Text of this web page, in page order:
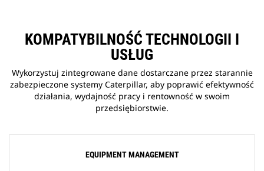
KOMPATYBILNOŚĆ TECHNOLOGII I
USŁUG
Wykorzystuj zintegrowane dane dostarczane przez starannie
zabezpieczone systemy Caterpillar, aby poprawić efektywność
działania, wydajność pracy i rentowność w swoim
przedsiębiorstwie.
EQUIPMENT MANAGEMENT